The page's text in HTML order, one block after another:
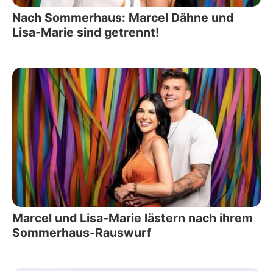
Nach Sommerhaus: Marcel Dähne und
Lisa-Marie sind getrennt!
Marcel und Lisa-Marie lästern nach ihrem
Sommerhaus-Rauswurf